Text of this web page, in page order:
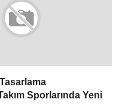
Sporlarında Yeni